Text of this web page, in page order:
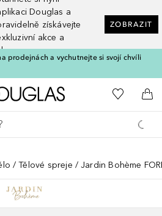
Douglas a
získávejte
akce a
ZOBRAZIT
prodejnách a vychutnejte si svojí chvíli
Domů K mému
Do
Tělové spreje Jardin Bohème